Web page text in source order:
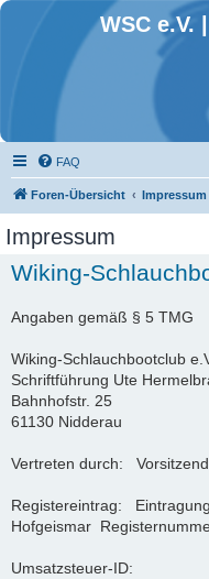
WSC e.V.
FAQ
Foren-Übersicht Impressum
Impressum
Wiking-
Angaben gemäß § 5 TMG
Wiking-Schlauchbootclub
Schriftführung Ute
Bahnhofstr. 25
61130 Nidderau
Vertreten durch:
Registereintrag:
Hofgeismar
Umsatzsteuer-ID: